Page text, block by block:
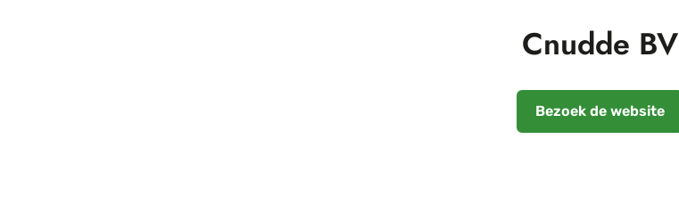
Cnudde BV
Bezoek de website